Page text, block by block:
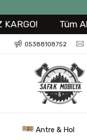
Tüm
05388108752
Antre & Hol